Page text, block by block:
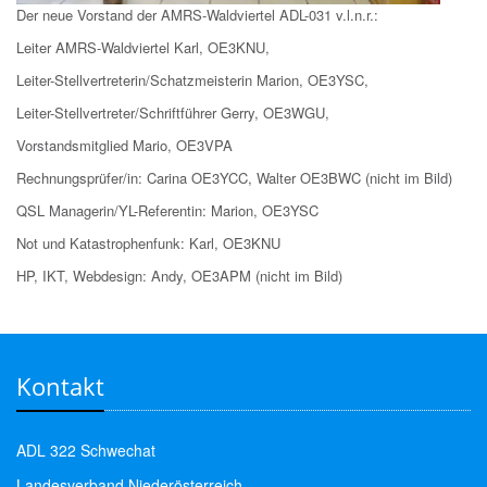
Der neue Vorstand der AMRS-Waldviertel ADL-031 v.l.n.r.:
Leiter AMRS-Waldviertel Karl, OE3KNU,
Leiter-Stellvertreterin/Schatzmeisterin Marion, OE3YSC,
Leiter-Stellvertreter/Schriftführer Gerry, OE3WGU,
Vorstandsmitglied Mario, OE3VPA
Rechnungsprüfer/in: Carina OE3YCC, Walter OE3BWC (nicht im Bild)
QSL Managerin/YL-Referentin: Marion, OE3YSC
Not und Katastrophenfunk: Karl, OE3KNU
HP, IKT, Webdesign: Andy, OE3APM (nicht im Bild)
Kontakt
ADL 322 Schwechat